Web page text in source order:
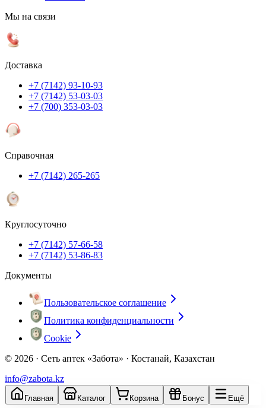
Мы на связи
Доставка
+7 (7142) 93-10-93
+7 (7142) 53-03-03
+7 (700) 353-03-03
Справочная
+7 (7142) 265-265
Круглосуточно
+7 (7142) 57-66-58
+7 (7142) 53-86-83
Документы
Пользовательское соглашение
Политика конфиденциальности
Cookie
© 2026 · Сеть аптек «Забота» · Костанай, Казахстан
info@zabota.kz
Главная Каталог Корзина Бонус Ещё